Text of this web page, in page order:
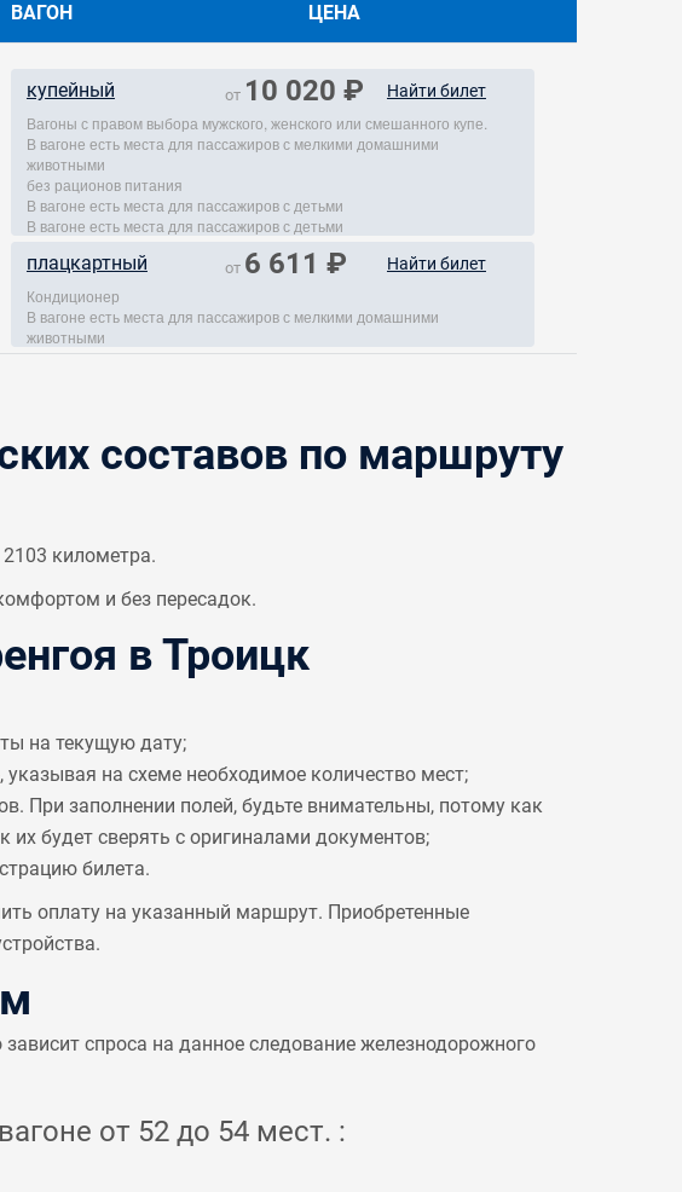
ВАГОН ЦЕНА
купейный от 10 020 ₽ Найти билет
Вагоны с правом выбора мужского, женского или смешанного купе.
В вагоне есть места для пассажиров с мелкими домашними
животными
без рационов питания
В вагоне есть места для пассажиров с детьми
В вагоне есть места для пассажиров с детьми
плацкартный от 6 611 ₽ Найти билет
Кондиционер
В вагоне есть места для пассажиров с мелкими домашними
животными
составов по маршруту
километра.
и без пересадок.
в Троицк
на текущую дату;
, указывая на схеме необходимое количество мест;
При заполнении полей, будьте внимательны, потому как
будет сверять с оригиналами документов;
билета.
оплату на указанный маршрут. Приобретенные
спроса на данное следование железнодорожного
от 52 до 54 мест. :